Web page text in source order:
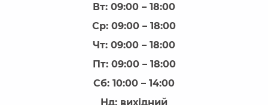
Вт: 09:00 – 18:00
Ср: 09:00 – 18:00
Чт: 09:00 – 18:00
Пт: 09:00 – 18:00
Сб: 10:00 – 14:00
Нд: вихідний